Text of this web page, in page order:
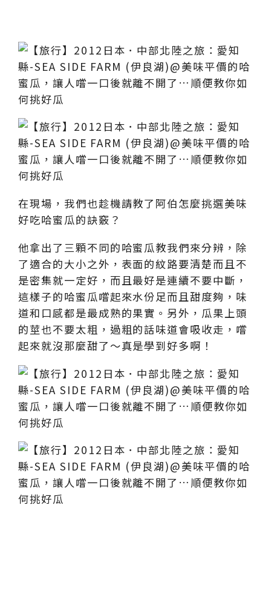
在現場，我們也趁機請教了阿伯怎麼挑選美味
好吃哈蜜瓜的訣竅？
他拿出了三顆不同的哈蜜瓜教我們來分辨，除
了適合的大小之外，表面的紋路要清楚而且不
是密集就一定好，而且最好是連續不要中斷，
這樣子的哈蜜瓜嚐起來水份足而且甜度夠，味
道和口感都是最成熟的果實。另外，瓜果上頭
的莖也不要太粗，過粗的話味道會吸收走，嚐
起來就沒那麼甜了～真是學到好多啊！